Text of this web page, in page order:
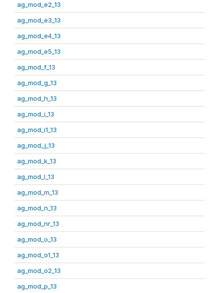
ag_mod_e2_13
ag_mod_e3_13
ag_mod_e4_13
ag_mod_e5_13
ag_mod_f_13
ag_mod_g_13
ag_mod_h_13
ag_mod_i_13
ag_mod_i1_13
ag_mod_j_13
ag_mod_k_13
ag_mod_l_13
ag_mod_m_13
ag_mod_n_13
ag_mod_nr_13
ag_mod_o_13
ag_mod_o1_13
ag_mod_o2_13
ag_mod_p_13